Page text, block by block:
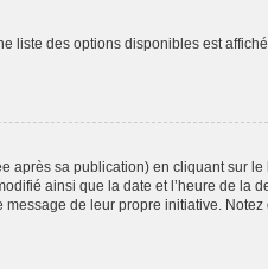
liste des options disponibles est
après sa publication) en cliquant sur le
ainsi que la date et l’heure de la
de leur propre initiative. Notez